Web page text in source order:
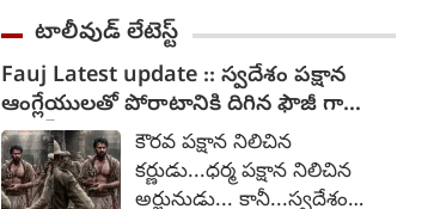
టాలీవుడ్ లేటెస్ట్
Fauj Latest update :: స్వదేశం పక్షాన
ఆంగ్లేయులతో పోరాటానికి దిగిన ఫౌజీ గా
ప్రభాస్
కౌరవ పక్షాన నిలిచిన
కర్ణుడు...ధర్మ పక్షాన నిలిచిన
అర్జునుడు... కానీ...స్వదేశం